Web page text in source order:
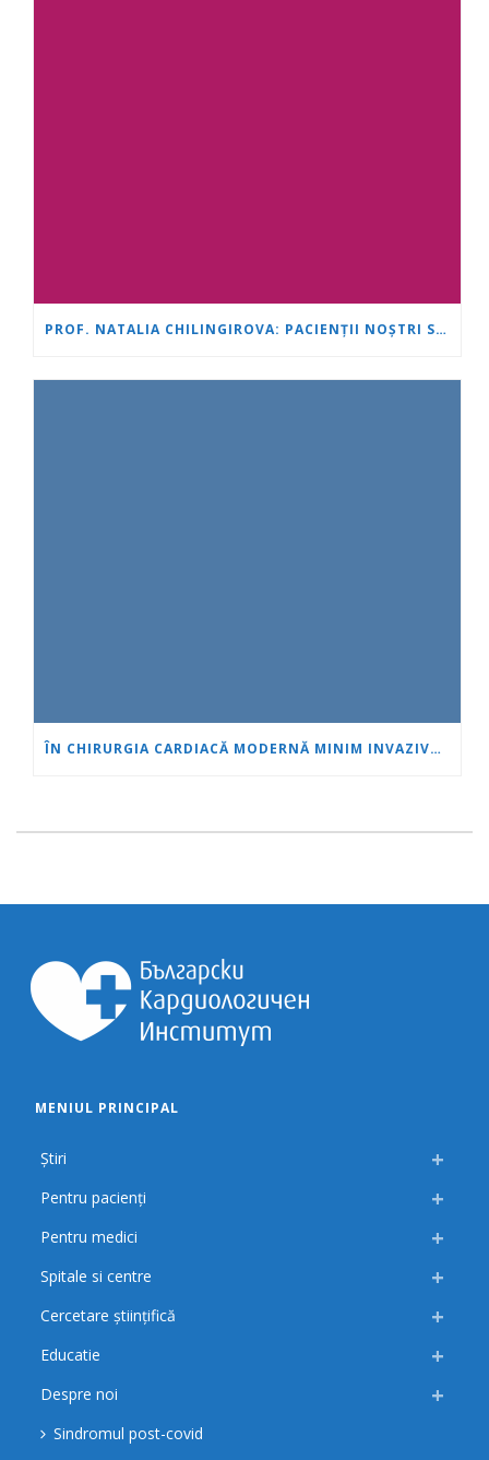
PROF. NATALIA CHILINGIROVA: PACIENȚII NOȘTRI SUNT EROI, IAR NOI ÎI AJUTĂM SĂ FACĂ FAȚĂ MAI RAPID ȘI MAI UȘOR
ÎN CHIRURGIA CARDIACĂ MODERNĂ MINIM INVAZIVĂ, VÂRSTA ESTE DOAR UN NUMĂR
MENIUL PRINCIPAL
Știri
Pentru pacienți
Pentru medici
Spitale si centre
Cercetare științifică
Educatie
Despre noi
Sindromul post-covid